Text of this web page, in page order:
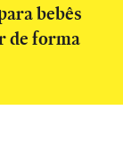
bebês
de forma